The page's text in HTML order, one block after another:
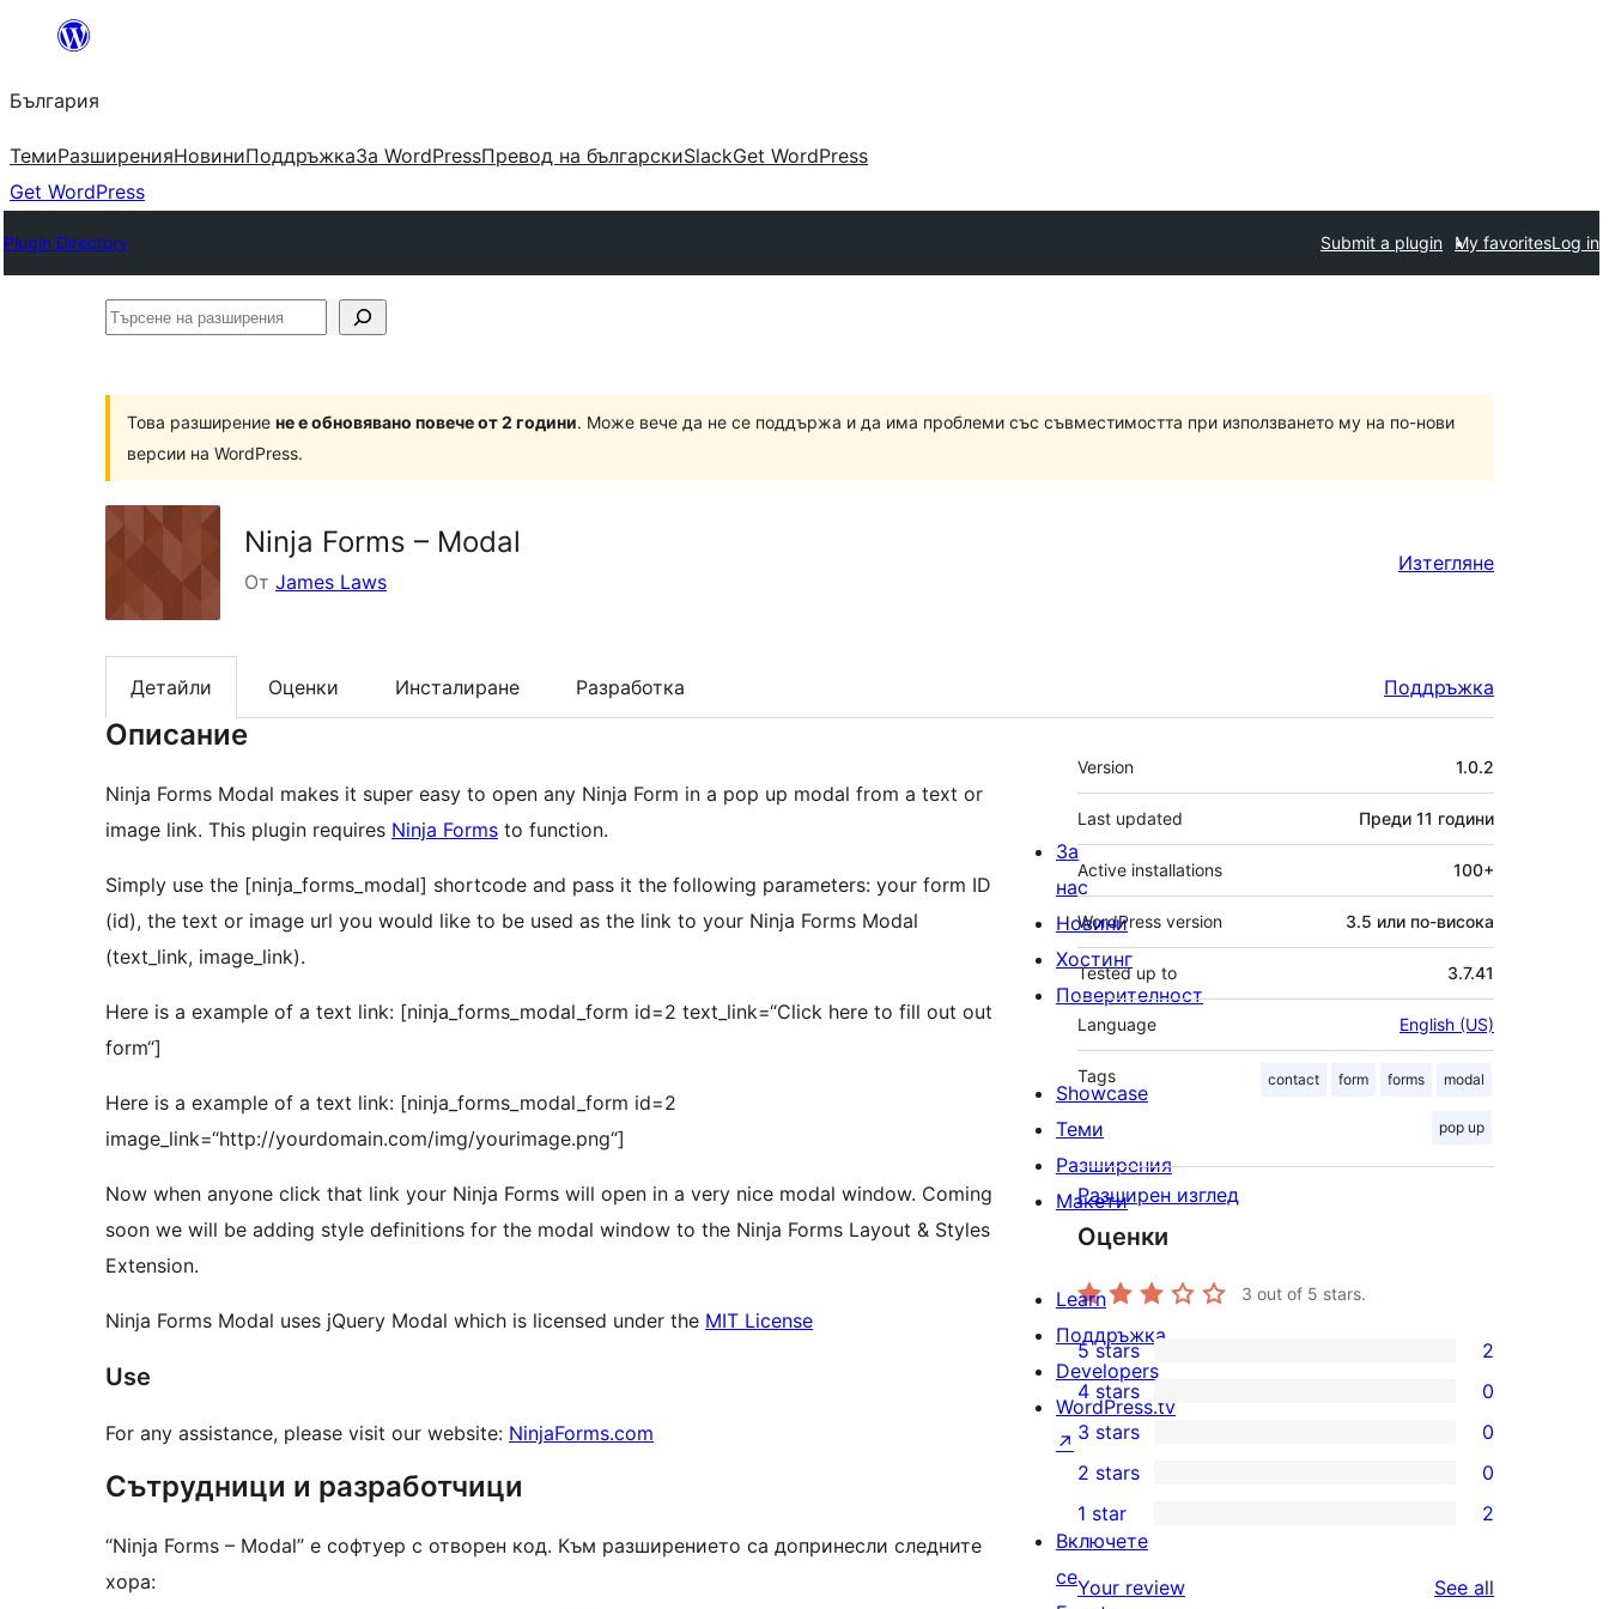
България
ТемиРазширенияНовиниПоддръжкаЗа WordPressПревод на българскиSlackGet WordPress
Get WordPress
Plugin Directory Submit a plugin My favoritesLog in
Търсене
Това разширение не е обновявано повече от 2 години. Може вече да не се поддържа и да има проблеми със съвместимостта при използването му на по-нови
версии на WordPress.
Ninja Forms – Modal
От James Laws
Изтегляне
Детайли Оценки Инсталиране Разработка Поддръжка
Описание
Ninja Forms Modal makes it super easy to open any Ninja Form in a pop up modal from a text or
image link. This plugin requires Ninja Forms to function.
Simply use the [ninja_forms_modal] shortcode and pass it the following parameters: your form ID
(id), the text or image url you would like to be used as the link to your Ninja Forms Modal
(text_link, image_link).
Here is a example of a text link: [ninja_forms_modal_form id=2 text_link=“Click here to fill out out
form“]
Here is a example of a text link: [ninja_forms_modal_form id=2
image_link=“http://yourdomain.com/img/yourimage.png“]
Now when anyone click that link your Ninja Forms will open in a very nice modal window. Coming
soon we will be adding style definitions for the modal window to the Ninja Forms Layout & Styles
Extension.
Ninja Forms Modal uses jQuery Modal which is licensed under the MIT License
Use
For any assistance, please visit our website: NinjaForms.com
Сътрудници и разработчици
“Ninja Forms – Modal” е софтуер с отворен код. Към разширението са допринесли следните
хора:
Мета
Version 1.0.2
Last updated Преди 11 години
Active installations 100+
WordPress version 3.5 или по-висока
Tested up to 3.7.41
Language English (US)
Tags contact form forms modal
pop up
Разширен изглед
Оценки
3 out of 5 stars.
2
5-
star
reviews
5 stars 2
0
4-
star
reviews
4 stars 0
0
3-
star
reviews
3 stars 0
2-
reviews
2 stars 0
star
1 star 2
Your review See all
За
нас
Новини
Хостинг
Поверителност
Showcase
Теми
Разширения
Макети
Learn
Поддръжка
Developers
WordPress.tv
↗
Включете
се